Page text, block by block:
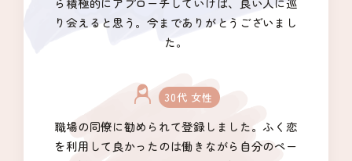
り会えると思う。今までありがとうございまし
た。
30代 女性
職場の同僚に勧められて登録しました。ふく恋
を利用して良かったのは働きながら自分のペー